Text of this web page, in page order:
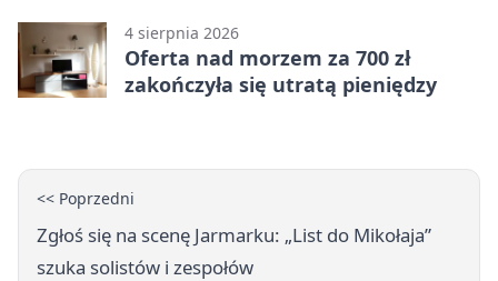
4 sierpnia 2026
Oferta nad morzem za 700 zł
zakończyła się utratą pieniędzy
<< Poprzedni
Zgłoś się na scenę Jarmarku: „List do Mikołaja”
szuka solistów i zespołów